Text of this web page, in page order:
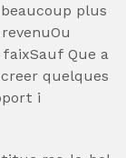
plus
Que a
quelques
i